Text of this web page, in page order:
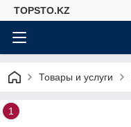
TOPSTO.KZ
Товары и услуги
1